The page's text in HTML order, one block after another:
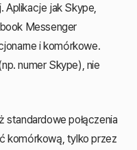
Aplikacje jak Skype,
Messenger
i komórkowe.
numer Skype), nie
standardowe połączenia
komórkową, tylko przez